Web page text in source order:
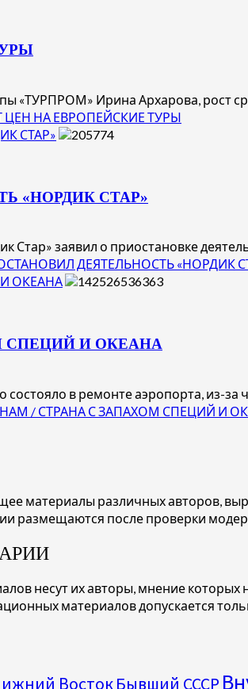
«ТУРПРОМ» Ирина Архарова, рост
ЦЕН НА ЕВРОПЕЙСКИЕ ТУРЫ
СТАР»
«НОРДИК СТАР»
Стар» заявил о приостановке
ДЕЯТЕЛЬНОСТЬ «НОРДИК
ОКЕАНА
СПЕЦИЙ И ОКЕАНА
в ремонте аэропорта, из-за
/ СТРАНА С ЗАПАХОМ СПЕЦИЙ И
материалы различных авторов,
размещаются после проверки
несут их авторы, мнение
материалов допускается
ВостокБывший СССР